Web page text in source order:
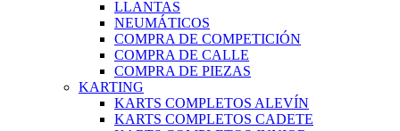
LLANTAS
NEUMÁTICOS
COMPRA DE COMPETICIÓN
COMPRA DE CALLE
COMPRA DE PIEZAS
KARTING
KARTS COMPLETOS ALEVÍN
KARTS COMPLETOS CADETE